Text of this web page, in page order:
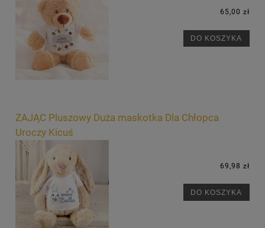
65,00 zł
DO KOSZYKA
ZAJĄC Pluszowy Duża maskotka Dla Chłopca
Uroczy Kicuś
69,98 zł
DO KOSZYKA